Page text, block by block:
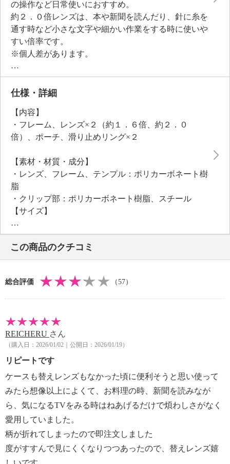
の操作など日常使いにおすすめ。
約２．０倍レンズは、本や新聞を読んだり、針に糸を
通す時など小さな文字や細かい作業をする時に使いや
すい倍率です。
※個人差があります。
遠くを見る時には拡大鏡レンズが跳ね上げられるのが
特徴。
使用しない時はツルの両端のマグネットを留めると首
ＵＶカットとブルーライトカット機能付きの一体成型
のフレームレスのレンズは、視野が広いため、文字が
読みやすく、フレームが視界に入るストレスがなく、
付け替えレンズも一緒に収納できるポーチ、滑り止め
リングもセットでお届けします。
仕様・詳細
【内容】
・フレーム、レンズ×２（約１．６倍、約２．０
倍）、ポーチ、滑り止めリング×２
【素材・材質・成分】
・レンズ、フレーム、テンプル：ポリカーボネート樹
脂
・クリップ部：ポリカーボネート樹脂、スチール
【サイズ】
・レンズセット時：約縦４×横１４．３ｃｍ
ツル＝約１８ｃｍ
【重さ】
・レンズ：約１．６倍＝約３３ｇ
※フレーム含む
【商品仕様詳細】
なしフレーム）
ツルのタイプ＝レギュラー（ロングタイプ：先端に
マグネット付）
レンズカラー＝クリア
・適合メガネ寸法：折りたたんだ状態で縦４×横１
３．５ｃｍより小さいメガネ
（寸法よりメガネが小さくても、形状によっては本品
におさまらない場合がある）
・対象物との推奨距離：約１．６倍＝約２０〜４０ｃ
ｍ
約２．０倍＝約１０〜３０ｃｍ
※見る対象物との距離で拡大率が変わる
この商品のクチコミ
総合評価 （57）
REICHERU さん
（購入日：2026/01/02｜公開日：2026/01/19）
リピートです
ケースも替えレンズもなかった頃に便利そうと思い使って
みたら想像以上によくて、お料理の時、新聞を読みなが
ら、気になるTVをみる時はねあげるだけで煩わしさがなく
愛用していました。
柄が折れてしまったので即注文しました
度がすすんで見にくくなりつつあったので、替えレンズ嬉